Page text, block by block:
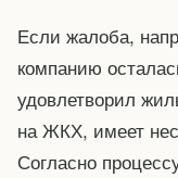
Если жалоба,
компанию
удовлетворил
на ЖКХ, имеет
Согласно